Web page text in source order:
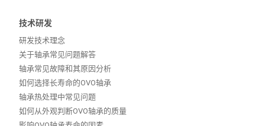
技术研发
研发技术理念
关于轴承常见问题解答
轴承常见故障和其原因分析
如何选择长寿命的OVO轴承
轴承热处理中常见问题
如何从外观判断OVO轴承的质量